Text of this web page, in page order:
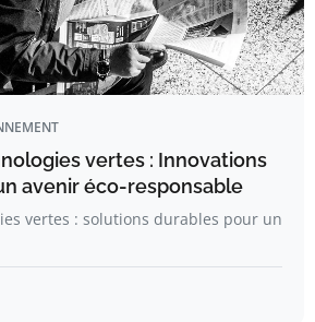
vertes : Innovations
avenir éco-responsable
vertes : solutions durables pour un